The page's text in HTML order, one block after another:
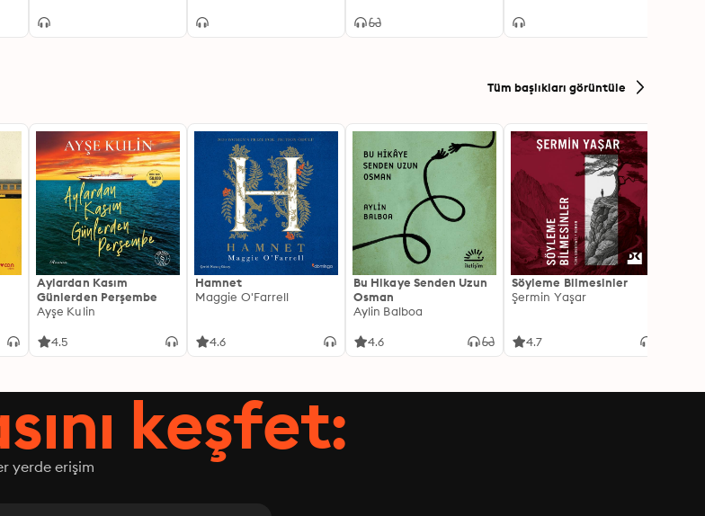
Güçlü Dersler
Tüm başlıkları görüntüle
Aylardan Kasım
Günlerden Perşembe
Ayşe Kulin
4.5
Hamnet
Maggie O'Farrell
4.6
Bu Hikaye Senden Uzun
Osman
Aylin Balboa
4.6
Söyleme Bilmesinler
Şermin Yaşar
4.7
keşfet:
yerde erişim